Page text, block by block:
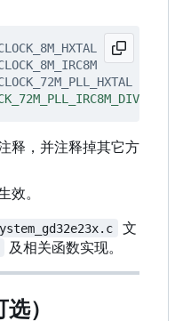
释，并注释掉其它方
效。
文
及相关函数实现。
）